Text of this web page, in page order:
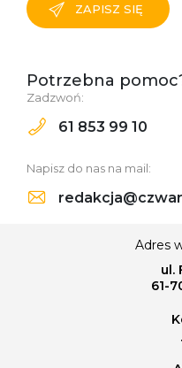
ZAPISZ SIĘ
Potrzebna
Zadzwoń:
61 853 99 10
Napisz do nas na mail:
Adres
ul.
61-